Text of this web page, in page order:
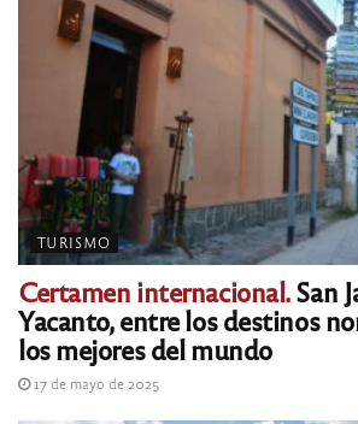
TURISMO
Certamen internacional.San
Yacanto, entre los destinos
los mejores del mundo
17 de mayo de 2025